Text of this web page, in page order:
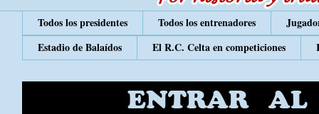
Todos los presidentes Todos los entrenadores
Estadio de Balaídos
El R.C. Celta en competiciones